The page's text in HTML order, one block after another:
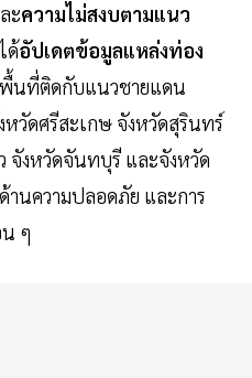
ะความไม่สงบตามแนว
ด้อัปเดตข้อมูลแหล่งท่อง
นที่ติดกับแนวชายแดน
วัดศรีสะเกษ จังหวัดสุรินทร์
จังหวัดจันทบุรี และจังหวัด
นความปลอดภัย และการ
ๆ